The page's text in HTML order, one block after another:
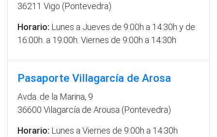
36211 Vigo (Pontevedra)
Horario: Lunes a Jueves de 9:00h a 14:30h y de
16:00h. a 19:00h. Viernes de 9:00h a 14:30h
Pasaporte Villagarcía de Arosa
Avda. de la Marina, 9
36600 Vilagarcía de Arousa (Pontevedra)
Horario: Lunes a Viernes de 9:00h a 14:30h